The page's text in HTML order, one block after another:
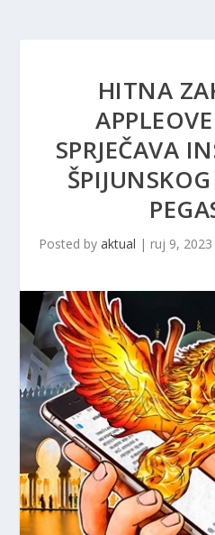
HITNA
SPRJEČAVA
Posted by aktual | ruj 9, 2023